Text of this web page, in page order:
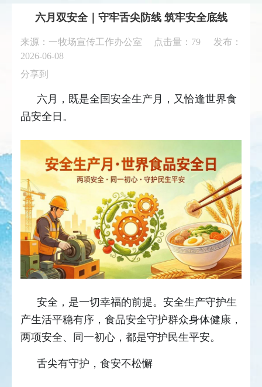
六月双安全｜守牢舌尖防线 筑牢安全底线
来源：一牧场宣传工作办公室 点击量： 79
发布：
2026-06-08
分享到
六月，既是全国安全生产月，又恰逢世界食
品安全日。
安全，是一切幸福的前提。安全生产守护生
产生活平稳有序，食品安全守护群众身体健康，
两项安全、同一初心，都是守护民生平安。
舌尖有守护，食安不松懈